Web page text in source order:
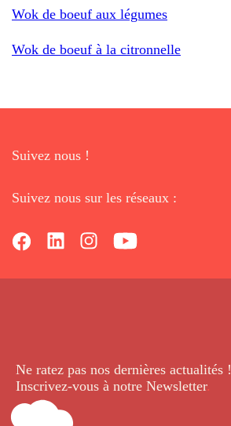
Wok de boeuf aux légumes
Wok de boeuf à la citronnelle
Suivez nous !
Suivez nous sur les réseaux :
Ne ratez pas nos dernières actualités !
Inscrivez-vous à notre Newsletter.